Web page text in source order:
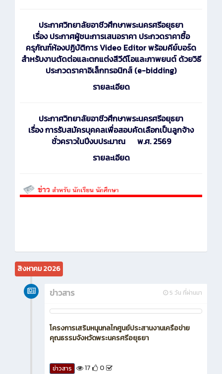
ประกาศวิทยาลัยอาชีวศึกษาพระนครศรีอยุธยา
เรื่อง ประกาศผู้ชนะการเสนอราคา ประกวดราคาซื้อ
ครุภัณฑ์ห้องปฏิบัติการ Video Editor พร้อมคีย์บอร์ด
สำหรับงานตัดต่อและตกแต่งสีวีดีโอและภาพยนต์ ด้วยวิธี
ประกวดราคาอิเล็กทรอนิกส์ (e-bidding)
รายละเอียด
ประกาศวิทยาลัยอาชีวศึกษาพระนครศรีอยุธยา
เรื่อง การรับสมัครบุคคลเพื่อสอบคัดเลือกเป็นลูกจ้าง
ชั่วคราวในปีงบประมาณ พ.ศ. 2569
รายละเอียด
สิงหาคม 2026
5 วัน ที่ผ่านมา
ข่าวสาร
โครงการเสริมหนุนกลไกศูนย์ประสานงานเครือข่าย
คุณธรรมจังหวัดพระนครศรีอยุธยา
ข่าวสาร 17 0